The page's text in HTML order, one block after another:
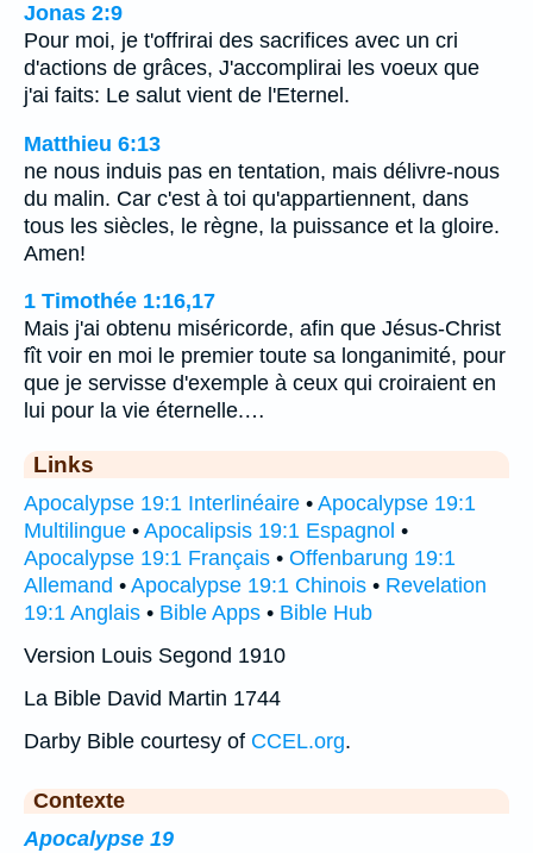
Jonas 2:9
Pour moi, je t'offrirai des sacrifices avec un cri
d'actions de grâces, J'accomplirai les voeux que
j'ai faits: Le salut vient de l'Eternel.
Matthieu 6:13
ne nous induis pas en tentation, mais délivre-nous
du malin. Car c'est à toi qu'appartiennent, dans
tous les siècles, le règne, la puissance et la gloire.
Amen!
1 Timothée 1:16,17
Mais j'ai obtenu miséricorde, afin que Jésus-Christ
fît voir en moi le premier toute sa longanimité, pour
que je servisse d'exemple à ceux qui croiraient en
lui pour la vie éternelle.…
Links
Apocalypse 19:1 Interlinéaire • Apocalypse 19:1
Multilingue • Apocalipsis 19:1 Espagnol •
Apocalypse 19:1 Français • Offenbarung 19:1
Allemand • Apocalypse 19:1 Chinois • Revelation
19:1 Anglais • Bible Apps • Bible Hub
Version Louis Segond 1910
La Bible David Martin 1744
Darby Bible courtesy of CCEL.org.
Contexte
Apocalypse 19